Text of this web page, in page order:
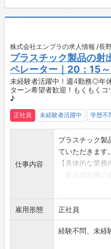
れ、都市部から地方への移住
開いています。自然豊かな長
でのキャリアを積みたい方に
業です。実際の通勤ルートや
ことをお勧めします。
・自身の成長
・日々の生活に
製造に携わるこ
・業務を通じて
を得られます♪
・「この製品が
人々に使われる
で、製造過程に
ます。
・携わった製品
じられ、やりが
◇社会に貢献す
・『プラスチッ
とをモットーと
・企業活動の全
株式会社エンプラの求人情報 /長
プラスチック製品の射
ペレーター｜20：15
未経験者活躍中！週4勤務◎年
ターン希望者歓迎！もくもくコ
♪
正社員 未経験者活躍中 学歴不
仕事内容
プラスチック製
ていただきます。
【具体的な業務
・成形条件の入
・成形機オペレ
【未経験OK！】
・フォロー体制
安心♪
雇用形態 正社員
経験不問、未経